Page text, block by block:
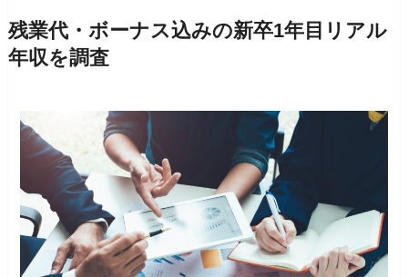
残業代・ボーナス込みの新卒1年目リアル
年収を調査